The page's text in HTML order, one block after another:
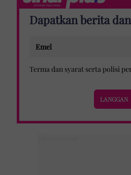
Dapatkan berita
Terma dan syarat serta polisi